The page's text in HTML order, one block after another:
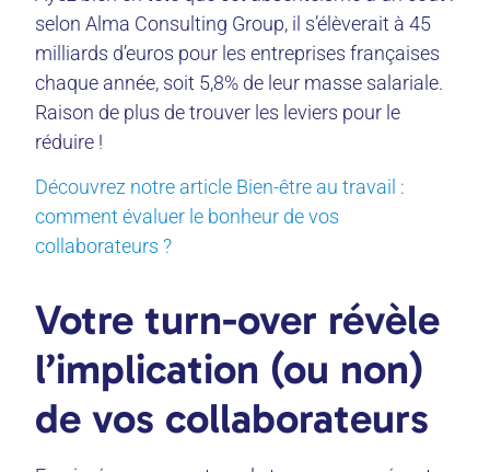
selon Alma Consulting Group, il s’élèverait à 45
milliards d’euros pour les entreprises françaises
chaque année, soit 5,8% de leur masse salariale.
Raison de plus de trouver les leviers pour le
réduire !
Découvrez notre article Bien-être au travail :
comment évaluer le bonheur de vos
collaborateurs ?
Votre turn-over révèle
l’implication (ou non)
de vos collaborateurs